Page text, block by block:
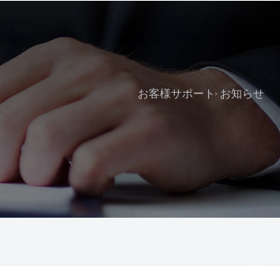
お客様サポート お知らせ